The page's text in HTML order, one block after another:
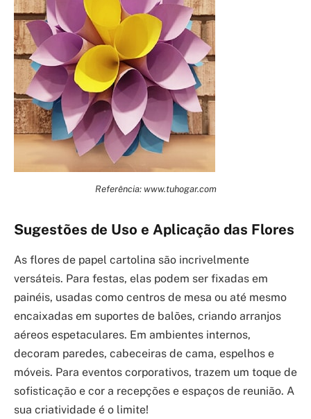
Referência: www.tuhogar.com
Sugestões de Uso e Aplicação das Flores
As flores de papel cartolina são incrivelmente
versáteis. Para festas, elas podem ser fixadas em
painéis, usadas como centros de mesa ou até mesmo
encaixadas em suportes de balões, criando arranjos
aéreos espetaculares. Em ambientes internos,
decoram paredes, cabeceiras de cama, espelhos e
móveis. Para eventos corporativos, trazem um toque de
sofisticação e cor a recepções e espaços de reunião. A
sua criatividade é o limite!